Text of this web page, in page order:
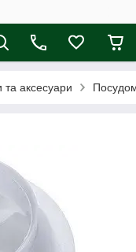
та аксесуари